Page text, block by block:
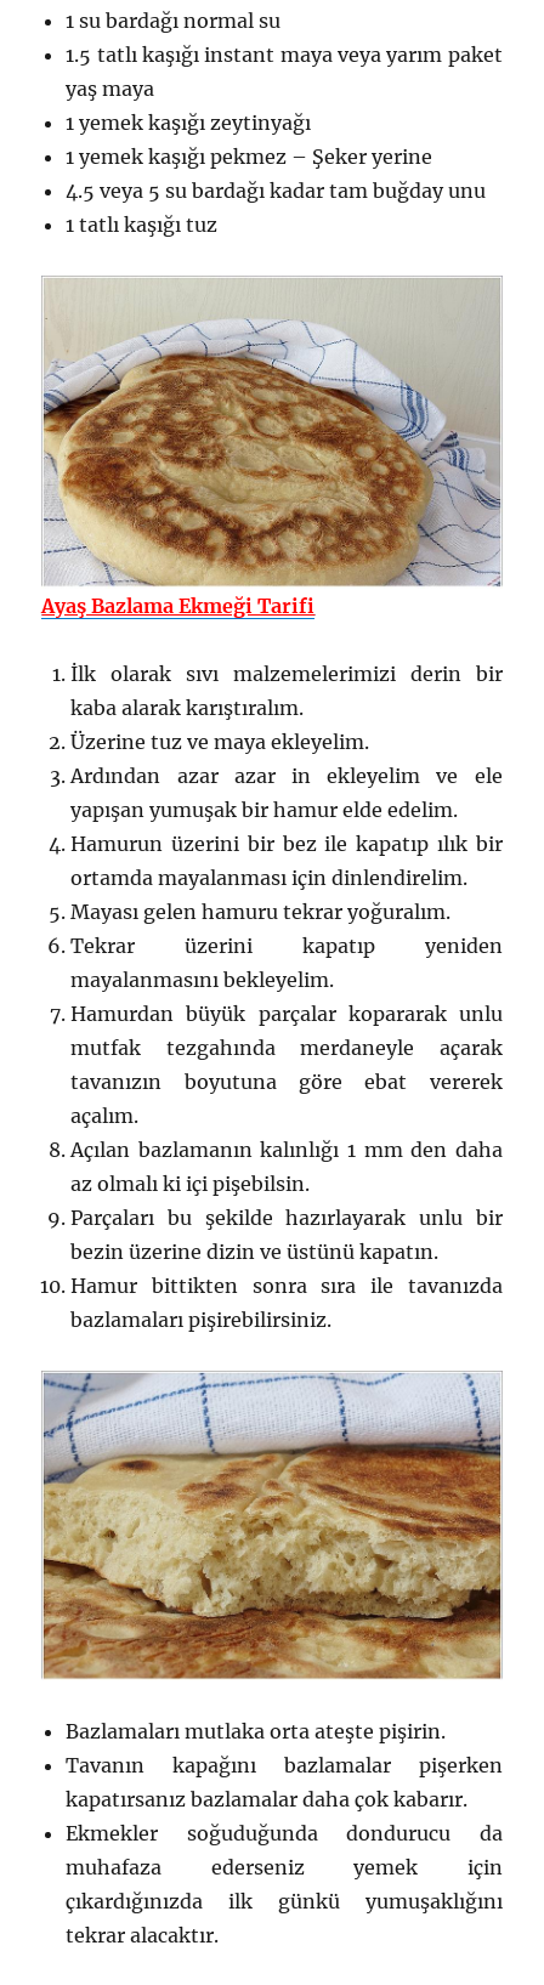
1 su bardağı normal su
1.5 tatlı kaşığı instant maya veya yarım paket
yaş maya
1 yemek kaşığı zeytinyağı
1 yemek kaşığı pekmez – Şeker yerine
4.5 veya 5 su bardağı kadar tam buğday unu
1 tatlı kaşığı tuz
Ayaş Bazlama Ekmeği Tarifi
İlk olarak sıvı malzemelerimizi derin bir
kaba alarak karıştıralım.
Üzerine tuz ve maya ekleyelim.
Ardından azar azar in ekleyelim ve ele
yapışan yumuşak bir hamur elde edelim.
Hamurun üzerini bir bez ile kapatıp ılık bir
ortamda mayalanması için dinlendirelim.
Mayası gelen hamuru tekrar yoğuralım.
Tekrar üzerini kapatıp yeniden
mayalanmasını bekleyelim.
Hamurdan büyük parçalar kopararak unlu
mutfak tezgahında merdaneyle açarak
tavanızın boyutuna göre ebat vererek
açalım.
Açılan bazlamanın kalınlığı 1 mm den daha
az olmalı ki içi pişebilsin.
Parçaları bu şekilde hazırlayarak unlu bir
bezin üzerine dizin ve üstünü kapatın.
Hamur bittikten sonra sıra ile tavanızda
bazlamaları pişirebilirsiniz.
Bazlamaları mutlaka orta ateşte pişirin.
Tavanın kapağını bazlamalar pişerken
kapatırsanız bazlamalar daha çok kabarır.
Ekmekler soğuduğunda dondurucu da
muhafaza ederseniz yemek için
çıkardığınızda ilk günkü yumuşaklığını
tekrar alacaktır.